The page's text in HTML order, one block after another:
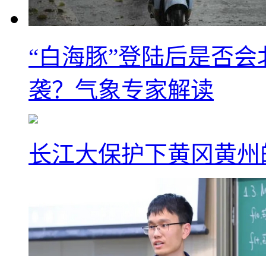
“白海豚”登陆后是否
袭？气象专家解读
长江大保护下黄冈黄